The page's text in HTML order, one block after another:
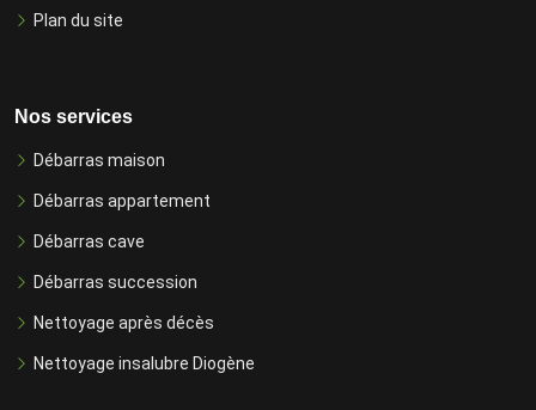
Plan du site
Nos services
Débarras maison
Débarras appartement
Débarras cave
Débarras succession
Nettoyage après décès
Nettoyage insalubre Diogène